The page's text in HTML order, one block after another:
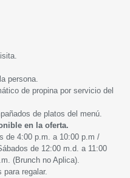
persona.
de propina por servicio del
de platos del menú.
en la oferta.
de 4:00 p.m. a 10:00 p.m /
de 12:00 m.d. a 11:00
(Brunch no Aplica).
para regalar.